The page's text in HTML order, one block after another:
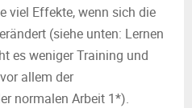
viel Effekte, wenn sich die
(siehe unten: Lernen
es weniger Training und
allem der
normalen Arbeit 1*).